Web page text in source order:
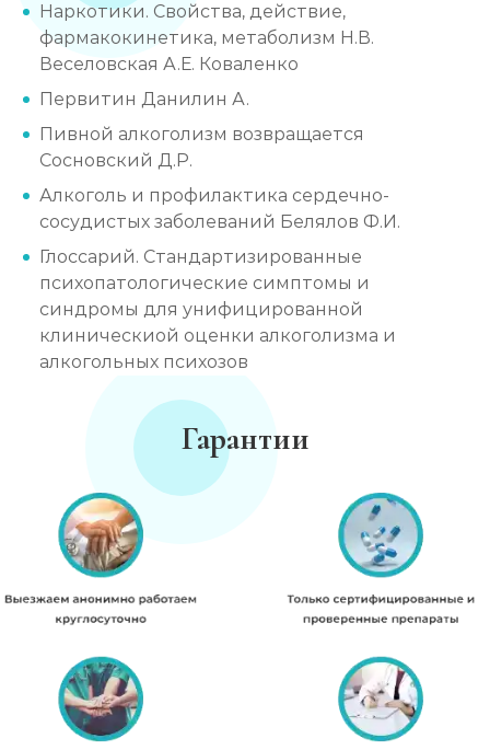
Наркотики. Свойства, действие,
фармакокинетика, метаболизм Н.В.
Веселовская А.Е. Коваленко
Первитин Данилин А.
Пивной алкоголизм возвращается
Сосновский Д.Р.
Алкоголь и профилактика сердечно-
сосудистых заболеваний Белялов Ф.И.
Глоссарий. Стандартизированные
психопатологические симптомы и
синдромы для унифицированной
клиническиой оценки алкоголизма и
алкогольных психозов
Гарантии